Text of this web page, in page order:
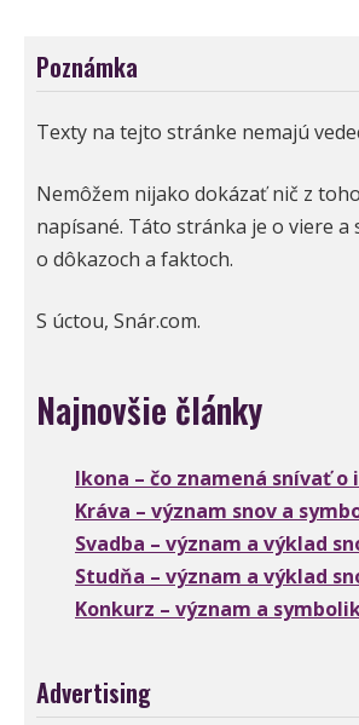
Poznámka
Texty na tejto stránke nemajú
Nemôžem nijako dokázať nič z
napísané. Táto stránka je o viere
o dôkazoch a faktoch.
S úctou, Snár.com.
Najnovšie články
Ikona – čo znamená snívať o
Kráva – význam snov a
Svadba – význam a výklad
Studňa – význam a výklad
Konkurz – význam a
Advertising